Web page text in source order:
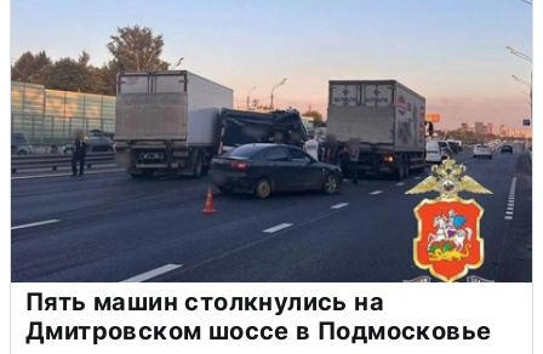
Пять машин столкнулись на
Дмитровском шоссе в Подмосковье